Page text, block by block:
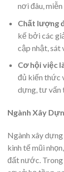
nơi đâu,
Chất lượng
kế bởi các
cập nhật, sát
Cơ hội việc
đủ kiến thức
dựng, tư vấn
Ngành Xây
Ngành xây
kinh tế mũi
đất nước. Trong